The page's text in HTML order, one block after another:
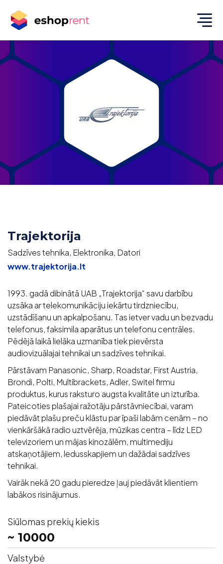
Trajektorija
Sadzīves tehnika, Elektronika, Datori
www.trajektorija.lt
1993. gadā dibinātā UAB „Trajektorija“ savu darbību
uzsāka ar telekomunikāciju iekārtu tirdzniecību,
uzstādīšanu un apkalpošanu. Tas ietver vadu un bezvadu
telefonus, faksimila aparātus un telefonu centrāles.
Pēdējā laikā lielāka uzmanība tiek pievērsta
audiovizuālajai tehnikai un sadzīves tehnikai.
Pārstāvam Panasonic, Sharp, Roadstar, First Austria,
Brondi, Polti, Multibrackets, Adler, Switel firmu
produktus, kurus raksturo augsta kvalitāte un izturība.
Pateicoties plašajai ražotāju pārstāvniecībai, varam
piedāvāt plašu preču klāstu par īpaši labām cenām – no
vienkāršākā radio uztvērēja, mūzikas centra – līdz LED
televizoriem un mājas kinozālēm, multimediju
atskaņotājiem, ledusskapjiem un dažādai sadzīves
tehnikai.
Vairāk nekā 20 gadu pieredze ļauj piedāvāt klientiem
labākos risinājumus.
Siūlomas prekių kiekis
~ 10000
Valstybė